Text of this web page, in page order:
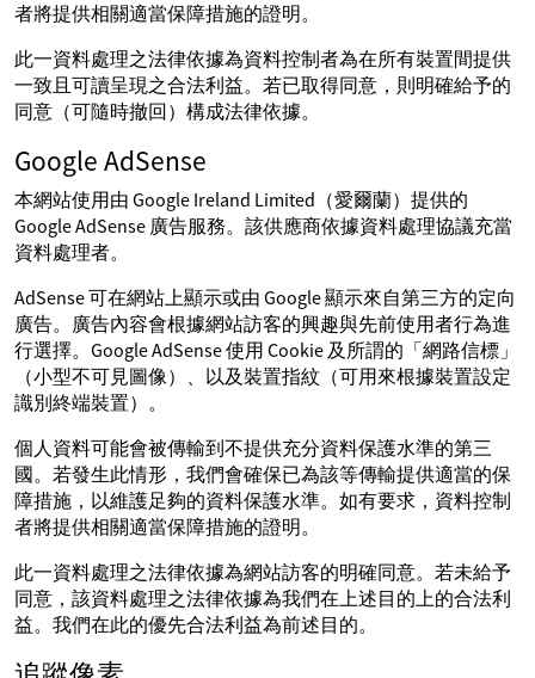
者將提供相關適當保障措施的證明。
此一資料處理之法律依據為資料控制者為在所有裝置間提供
一致且可讀呈現之合法利益。若已取得同意，則明確給予的
同意（可隨時撤回）構成法律依據。
Google AdSense
本網站使用由 Google Ireland Limited（愛爾蘭）提供的
Google AdSense 廣告服務。該供應商依據資料處理協議充當
資料處理者。
AdSense 可在網站上顯示或由 Google 顯示來自第三方的定向
廣告。廣告內容會根據網站訪客的興趣與先前使用者行為進
行選擇。Google AdSense 使用 Cookie 及所謂的「網路信標」
（小型不可見圖像）、以及裝置指紋（可用來根據裝置設定
識別終端裝置）。
個人資料可能會被傳輸到不提供充分資料保護水準的第三
國。若發生此情形，我們會確保已為該等傳輸提供適當的保
障措施，以維護足夠的資料保護水準。如有要求，資料控制
者將提供相關適當保障措施的證明。
此一資料處理之法律依據為網站訪客的明確同意。若未給予
同意，該資料處理之法律依據為我們在上述目的上的合法利
益。我們在此的優先合法利益為前述目的。